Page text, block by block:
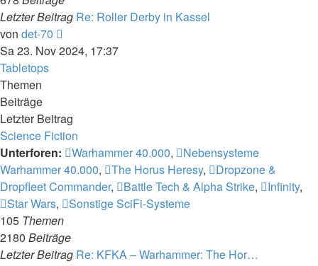
Letzter Beitrag Re: Roller Derby in Kassel
von det-70
Beitrag
Sa 23. Nov 2024, 17:37
Tabletops
Themen
Beiträge
Letzter Beitrag
Science Fiction
Unterforen:
Warhammer 40.000,
Nebensysteme
Warhammer 40.000, The Horus Heresy,
Dropzone &
Dropfleet Commander, Battle Tech & Alpha Strike, Infinity,
Star Wars,
Sonstige SciFi-Systeme
105 Themen
2180 Beiträge
Letzter Beitrag Re: KFKA – Warhammer: The Hor…